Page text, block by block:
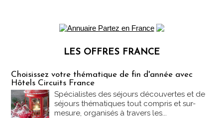
LES OFFRES FRANCE
Choisissez votre thématique de fin d'année avec
Hôtels Circuits France
Spécialistes des séjours découvertes et de
séjours thématiques tout compris et sur-
mesure, organisés à travers les...